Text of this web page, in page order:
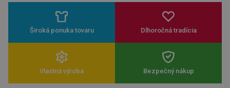
Široká ponuka tovaru Dlhoročná tradícia
Vlastná výroba Bezpečný nákup